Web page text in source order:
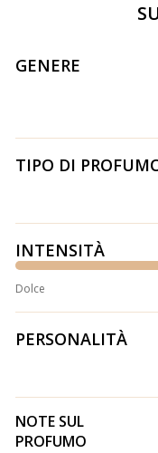
GENERE
TIPO DI
INTENSITÀ
Dolce
PERSONALITÀ
NOTE SUL
PROFUMO